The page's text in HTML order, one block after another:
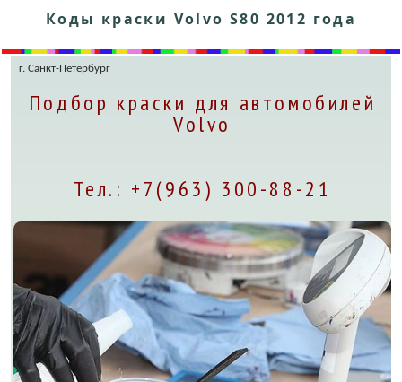
Коды краски Volvo S80 2012 года
г. Санкт-Петербург
Подбор краски для автомобилей
Volvo
Тел.: +7(963) 300-88-21